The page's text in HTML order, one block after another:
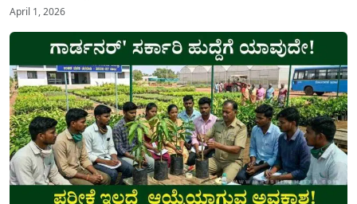
April 1, 2026